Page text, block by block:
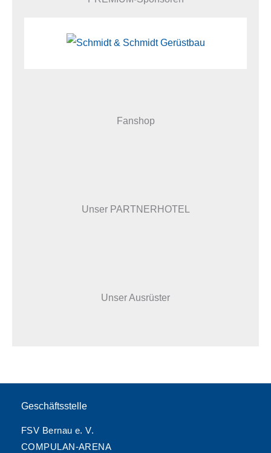
Fanshop
Unser PARTNERHOTEL
Unser Ausrüster
Geschäftsstelle
FSV Bernau e. V.
COMPULAN-ARENA